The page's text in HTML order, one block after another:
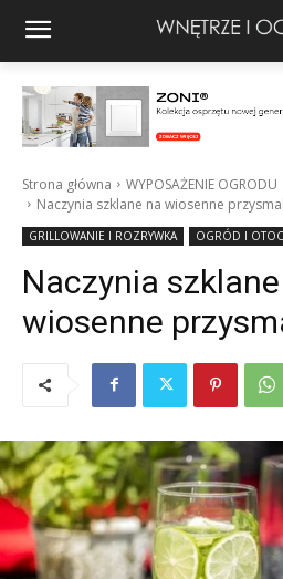
Strona główna WYPOSAŻENIE OGRODU
Naczynia szklane na wiosenne
GRILLOWANIE I ROZRYWKA OGRÓD I
Naczynia
wiosenne